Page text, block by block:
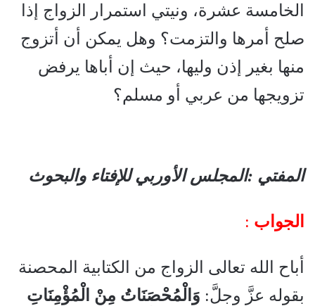
الخامسة عشرة، ونيتي استمرار الزواج إذا
صلح أمرها والتزمت؟ وهل يمكن أن أتزوج
منها بغير إذن وليها، حيث إن أباها يرفض
تزويجها من عربي أو مسلم؟
المفتي :المجلس الأوربي للإفتاء والبحوث
الجواب :
أباح الله تعالى الزواج من الكتابية المحصنة
بقوله عزَّ وجلَّ: وَالْمُحْصَنَاتُ مِنْ الْمُؤْمِنَاتِ